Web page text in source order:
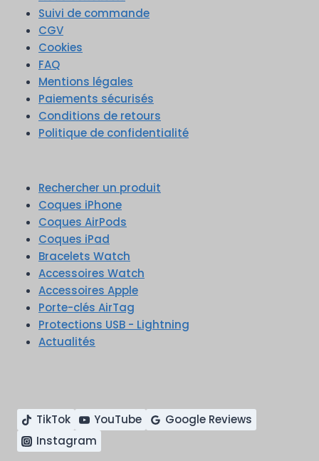
Suivi de commande
CGV
Cookies
FAQ
Mentions légales
Paiements sécurisés
Conditions de retours
Politique de confidentialité
Rechercher un produit
Coques iPhone
Coques AirPods
Coques iPad
Bracelets Watch
Accessoires Watch
Accessoires Apple
Porte-clés AirTag
Protections USB - Lightning
Actualités
TikTok YouTube
Google Reviews
Instagram